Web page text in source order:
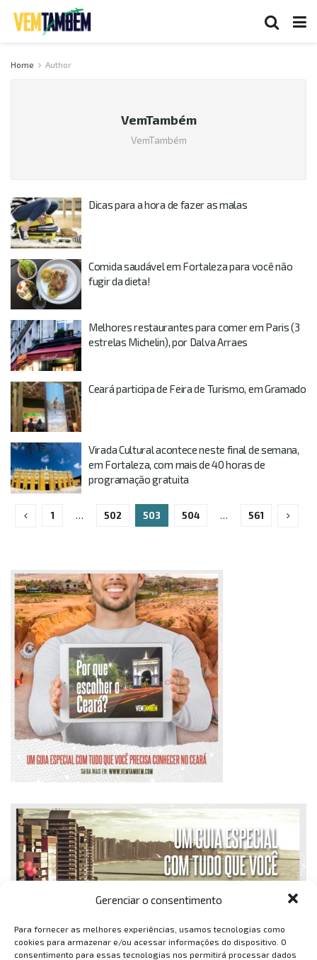
Gerenciar o consentimento
Para fornecer as melhores experiências, usamos tecnologias como
cookies para armazenar e/ou acessar informações do dispositivo. O
consentimento para essas tecnologias nos permitirá processar dados
Home Author
VemTambém
VemTambém
Dicas para a hora de fazer as malas
Comida saudável em Fortaleza para você não
fugir da dieta!
Melhores restaurantes para comer em Paris (3
estrelas Michelin), por Dalva Arraes
Ceará participa de Feira de Turismo, em Gramado
Virada Cultural acontece neste final de semana,
em Fortaleza, com mais de 40 horas de
programação gratuita
1 … 502 503 504 … 561